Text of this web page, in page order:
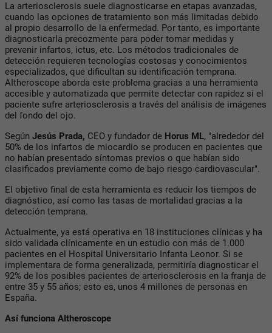
La arteriosclerosis suele diagnosticarse en etapas avanzadas,
cuando las opciones de tratamiento son más limitadas debido
al propio desarrollo de la enfermedad. Por tanto, es importante
diagnosticarla precozmente para poder tomar medidas y
prevenir infartos, ictus, etc. Los métodos tradicionales de
detección requieren tecnologías costosas y conocimientos
especializados, que dificultan su identificación temprana.
AItheroscope aborda este problema gracias a una herramienta
accesible y automatizada que permite detectar con rapidez si el
paciente sufre arteriosclerosis a través del análisis de imágenes
del fondo del ojo.
Según Jesús Prada, CEO y fundador de Horus ML, "alrededor del
50% de los infartos de miocardio se producen en pacientes que
no habían presentado síntomas previos o que habían sido
clasificados previamente como de bajo riesgo cardiovascular".
El objetivo final de esta herramienta es reducir los tiempos de
diagnóstico, así como las tasas de mortalidad gracias a la
detección temprana.
Actualmente, ya está operativa en 18 instituciones clínicas y ha
sido validada clínicamente en un estudio con más de 1.000
pacientes en el Hospital Universitario Infanta Leonor. Si se
implementara de forma generalizada, permitiría diagnosticar el
92% de los posibles pacientes de arteriosclerosis en la franja de
entre 35 y 55 años; esto es, unos 4 millones de personas en
España.
Así funciona AItheroscope